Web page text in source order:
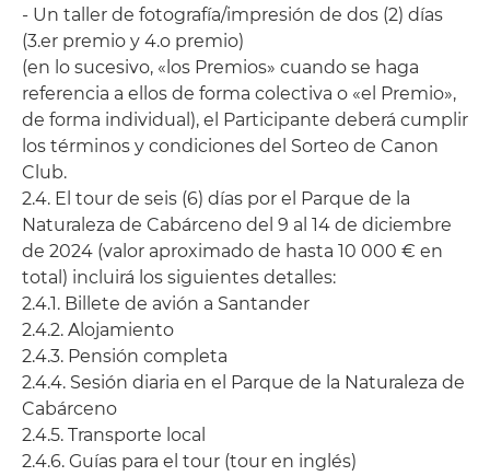
- Un taller de fotografía/impresión de dos (2) días
(3.er premio y 4.o premio)
(en lo sucesivo, «los Premios» cuando se haga
referencia a ellos de forma colectiva o «el Premio»,
de forma individual), el Participante deberá cumplir
los términos y condiciones del Sorteo de Canon
Club.
2.4. El tour de seis (6) días por el Parque de la
Naturaleza de Cabárceno del 9 al 14 de diciembre
de 2024 (valor aproximado de hasta 10 000 € en
total) incluirá los siguientes detalles:
2.4.1. Billete de avión a Santander
2.4.2. Alojamiento
2.4.3. Pensión completa
2.4.4. Sesión diaria en el Parque de la Naturaleza de
Cabárceno
2.4.5. Transporte local
2.4.6. Guías para el tour (tour en inglés)